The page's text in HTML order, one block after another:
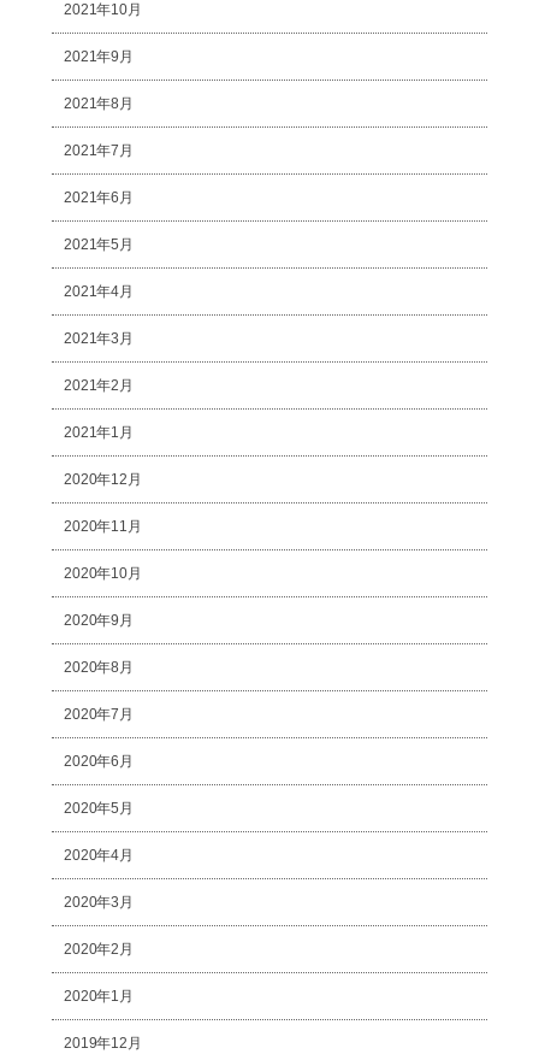
2021年10月
2021年9月
2021年8月
2021年7月
2021年6月
2021年5月
2021年4月
2021年3月
2021年2月
2021年1月
2020年12月
2020年11月
2020年10月
2020年9月
2020年8月
2020年7月
2020年6月
2020年5月
2020年4月
2020年3月
2020年2月
2020年1月
2019年12月